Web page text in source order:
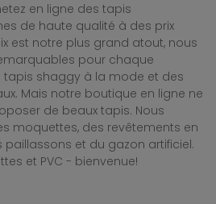
en ligne des tapis
de haute qualité à des prix
est notre plus grand atout, nous
pour chaque
tapis shaggy à la mode et des
Mais notre boutique en ligne ne
de beaux tapis. Nous
moquettes, des revêtements en
paillassons et du gazon artificiel.
et PVC - bienvenue!